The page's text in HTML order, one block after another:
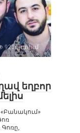
920դիտում
եղբոր